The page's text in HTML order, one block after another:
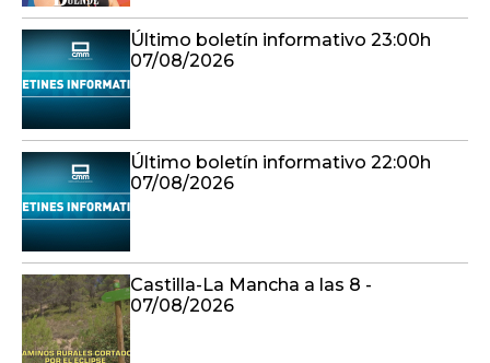
Último boletín informativo 23:00h
07/08/2026
Último boletín informativo 22:00h
07/08/2026
Castilla-La Mancha a las 8 -
07/08/2026